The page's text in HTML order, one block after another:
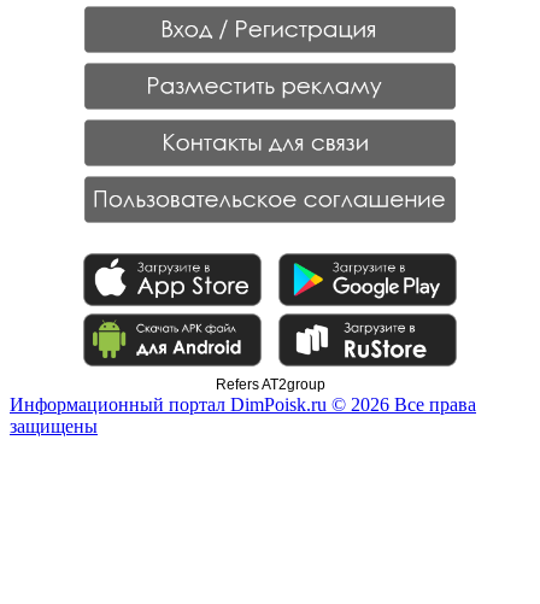
Refers AT2group
Информационный портал DimPoisk.ru © 2026 Все права
защищены